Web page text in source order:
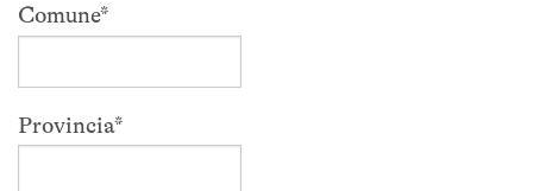
Comune*
Provincia*